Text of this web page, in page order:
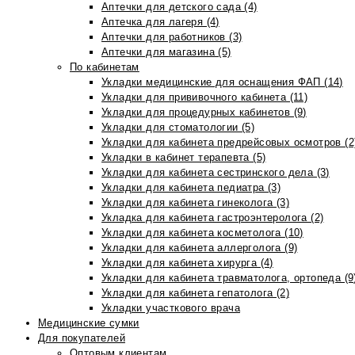
Аптечки для детского сада (4)
Аптечка для лагеря (4)
Аптечки для работников (3)
Аптечки для магазина (5)
По кабинетам
Укладки медицинские для оснащения ФАП (14)
Укладки для прививочного кабинета (11)
Укладки для процедурных кабинетов (9)
Укладки для стоматологии (5)
Укладки для кабинета предрейсовых осмотров
Укладки в кабинет терапевта (5)
Укладки для кабинета сестринского дела (3)
Укладки для кабинета педиатра (3)
Укладки для кабинета гинеколога (3)
Укладка для кабинета гастроэнтеролога (2)
Укладки для кабинета косметолога (10)
Укладки для кабинета аллерголога (9)
Укладки для кабинета хирурга (4)
Укладки для кабинета травматолога, ортопеда
Укладки для кабинета гепатолога (2)
Укладки участкового врача
Медицинские сумки
Для покупателей